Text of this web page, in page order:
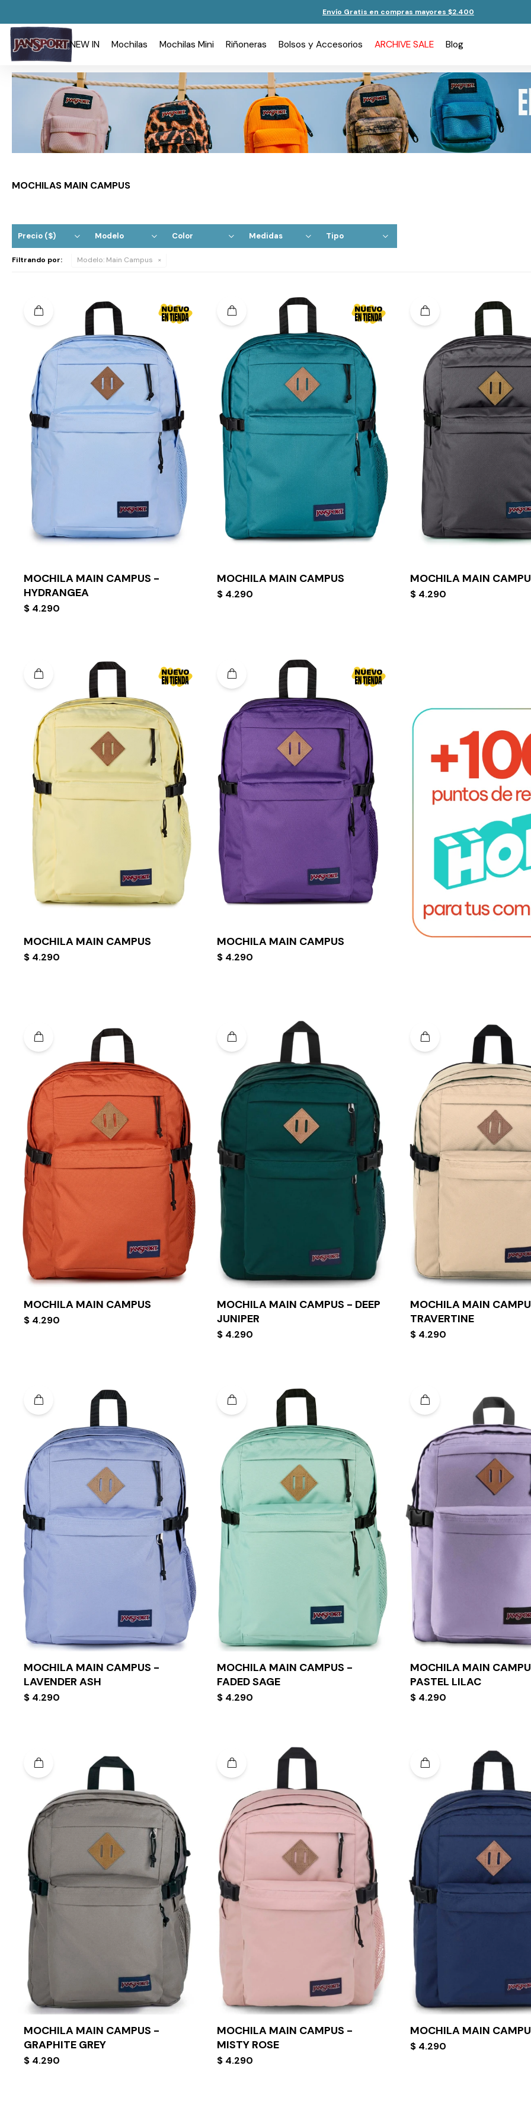
Envío Gratis en compras mayores $2.400
NEW IN Mochilas Mochilas Mini Riñoneras Bolsos y Accesorios ARCHIVE SALE Blog
MOCHILAS MAIN CAMPUS
Precio ($) Modelo Color Medidas Tipo
Filtrando por: Modelo: Main Campus
MOCHILA MAIN CAMPUS -
HYDRANGEA
$ 4.290
MOCHILA MAIN CAMPUS
$ 4.290
MOCHILA MAIN
$ 4.290
MOCHILA MAIN CAMPUS
$ 4.290
MOCHILA MAIN CAMPUS
$ 4.290
MOCHILA MAIN CAMPUS
$ 4.290
MOCHILA MAIN CAMPUS - DEEP
JUNIPER
$ 4.290
MOCHILA MAIN
TRAVERTINE
$ 4.290
MOCHILA MAIN CAMPUS -
LAVENDER ASH
$ 4.290
MOCHILA MAIN CAMPUS -
FADED SAGE
$ 4.290
MOCHILA MAIN
PASTEL LILAC
$ 4.290
MOCHILA MAIN CAMPUS -
GRAPHITE GREY
$ 4.290
MOCHILA MAIN CAMPUS -
MISTY ROSE
$ 4.290
MOCHILA MAIN
$ 4.290